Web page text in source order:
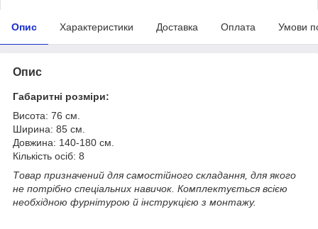
Опис Характеристики Доставка Оплата Умови
Опис
Габаритні розміри:
Висота: 76 см.
Ширина: 85 см.
Довжина: 140-180 см.
Кількість осіб: 8
Товар призначений для самостійного складання, для якого
не потрібно спеціальних навичок. Комплектується всією
необхідною фурнітурою й інструкцією з монтажу.